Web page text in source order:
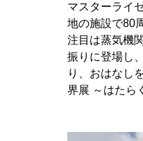
マスターライ
地の施設で80
注目は蒸気機
振りに登場し
り、おはなし
界展 ～はたら